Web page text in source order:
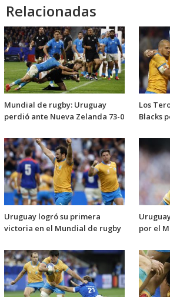
Relacionadas
Mundial de rugby: Uruguay
perdió ante Nueva Zelanda 73-0
Los
Blacks
Uruguay logró su primera
victoria en el Mundial de rugby
por el